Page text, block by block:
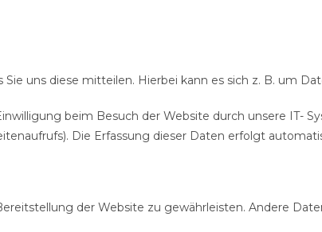
uns diese mitteilen. Hierbei kann es sich z. B. um
beim Besuch der Website durch unsere IT-
Die Erfassung dieser Daten erfolgt
der Website zu gewährleisten. Andere